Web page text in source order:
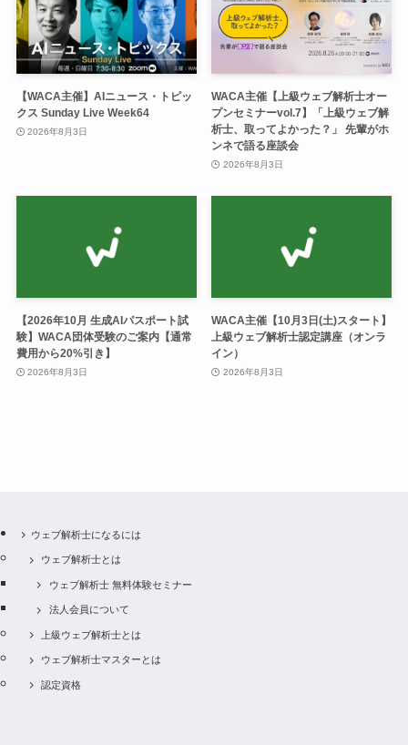
【WACA主催】AIニュース・トピッ
クス Sunday Live Week64
2026年8月3日
WACA主催【上級ウェブ解析士オー
プンセミナーvol.7】「上級ウェブ解
析士、取ってよかった？」 先輩がホ
ンネで語る座談会
2026年8月3日
【2026年10月 生成AIパスポート試
験】WACA団体受験のご案内【通常
費用から20%引き】
2026年8月3日
WACA主催【10月3日(土)スタート】
上級ウェブ解析士認定講座（オンラ
イン）
2026年8月3日
ウェブ解析士になるには
ウェブ解析士とは
ウェブ解析士 無料体験セミナー
法人会員について
上級ウェブ解析士とは
ウェブ解析士マスターとは
認定資格